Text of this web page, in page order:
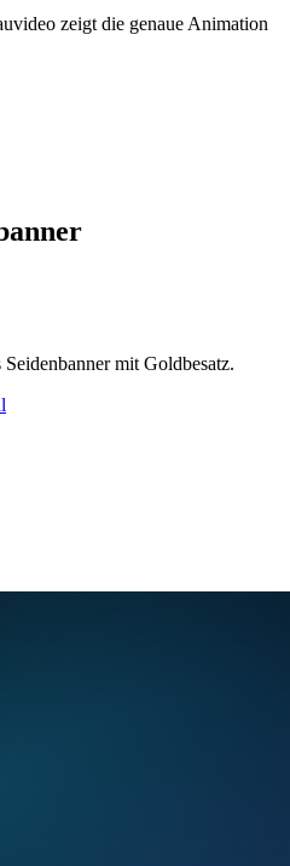
zeigt die genaue Animation
mit Goldbesatz.